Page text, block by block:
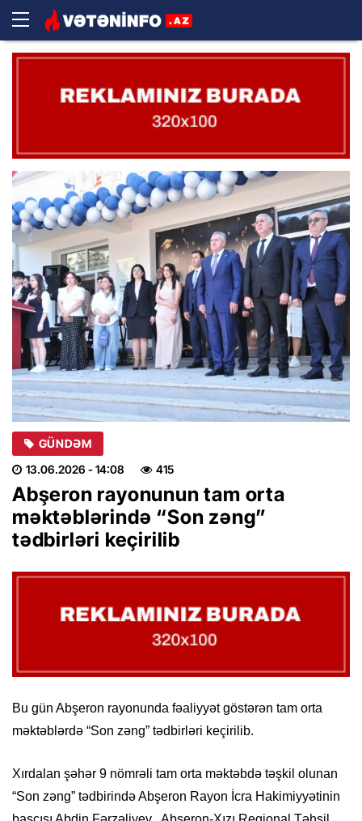
GÜNDƏM
13.06.2026 - 14:08 415
Abşeron rayonunun tam orta
məktəblərində “Son zəng”
tədbirləri keçirilib
Bu gün Abşeron rayonunda fəaliyyət göstərən tam orta
məktəblərdə “Son zəng” tədbirləri keçirilib.
Xırdalan şəhər 9 nömrəli tam orta məktəbdə təşkil olunan
“Son zəng” tədbirində Abşeron Rayon İcra Hakimiyyətinin